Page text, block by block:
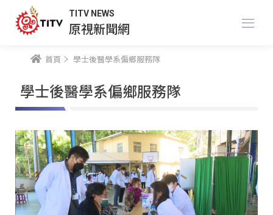
TITV NEWS
原視新聞網
首頁 學士後醫學系偏鄉服務隊
學士後醫學系偏鄉服務隊